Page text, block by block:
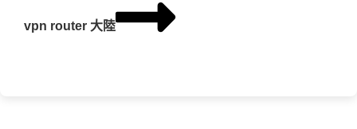
vpn router 大陸